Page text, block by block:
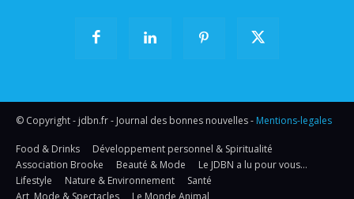
© Copyright - jdbn.fr - Journal des bonnes nouvelles - Mentions-legales
Food & Drinks
Développement personnel & Spiritualité
Association Brooke
Beauté & Mode
Le JDBN a lu pour vous…
Lifestyle
Nature & Environnement
Santé